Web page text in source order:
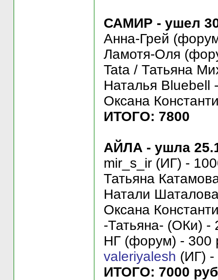
САМИР - ушел
Анна-Грей
Ламотя-Оля
Tata / Татьяна
Наталья Bluebell
Оксана
ИТОГО: 7800
АЙЛА - ушла
mir_s_ir (ИГ) -
Татьяна
Натали
Оксана
-Татьяна- (ОКи) -
НГ (форум) - 300
valeriyalesh (ИГ) -
ИТОГО: 7000